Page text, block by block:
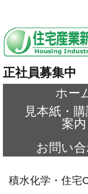
正社員募集中
ホー
見本紙・
案内
お問い
積水化学・住宅